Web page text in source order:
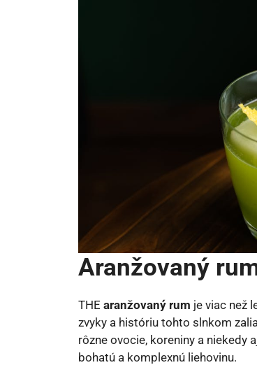
Aranžovaný
THE aranžovaný rum je viac než
zvyky a históriu tohto slnkom
rôzne ovocie, koreniny a niekedy
bohatú a komplexnú liehovinu.